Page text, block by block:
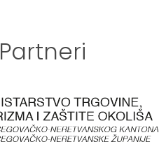
Partneri